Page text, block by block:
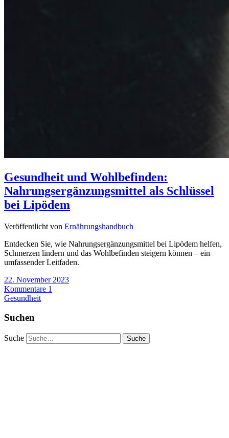
Gesundheit und Wohlbefinden:
Nahrungsergänzungsmittel als Schlüssel
bei Lipödem
Veröffentlicht von Ernährungshandbuch
Entdecken Sie, wie Nahrungsergänzungsmittel bei Lipödem helfen,
Schmerzen lindern und das Wohlbefinden steigern können – ein
umfassender Leitfaden.
22. November 2023
Kommentare 1
Gesundheit
Suchen
Suche